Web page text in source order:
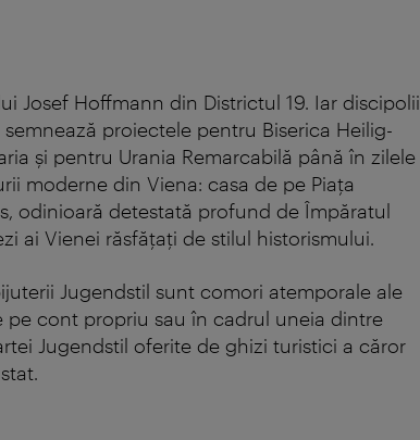
Josef Hoffmann din Districtul 19. Iar discipolii
proiectele pentru Biserica Heilig-
şi pentru Urania Remarcabilă până în zilele
moderne din Viena: casa de pe Piaţa
odinioară detestată profund de Împăratul
ai Vienei răsfăţaţi de stilul historismului.
Jugendstil sunt comori atemporale ale
pe cont propriu sau în cadrul uneia dintre
Jugendstil oferite de ghizi turistici a căror